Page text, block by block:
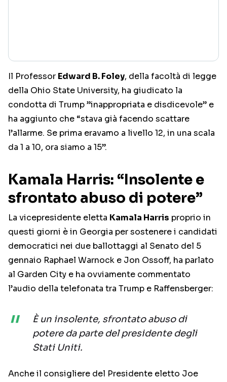
Il Professor Edward B. Foley, della facoltà di legge
della Ohio State University, ha giudicato la
condotta di Trump ”inappropriata e disdicevole” e
ha aggiunto che “stava già facendo scattare
l’allarme. Se prima eravamo a livello 12, in una scala
da 1 a 10, ora siamo a 15”.
Kamala Harris: “Insolente e
sfrontato abuso di potere”
La vicepresidente eletta Kamala Harris proprio in
questi giorni è in Georgia per sostenere i candidati
democratici nei due ballottaggi al Senato del 5
gennaio Raphael Warnock e Jon Ossoff, ha parlato
al Garden City e ha ovviamente commentato
l’audio della telefonata tra Trump e Raffensberger:
È un insolente, sfrontato abuso di
potere da parte del presidente degli
Stati Uniti.
Anche il consigliere del Presidente eletto Joe